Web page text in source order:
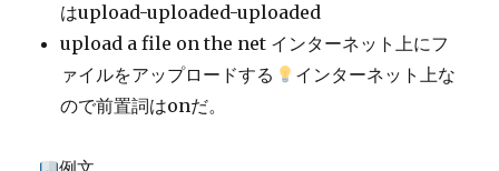
はupload-uploaded-uploaded
upload a file on the net インターネット上にフ
ァイルをアップロードする
インターネット上な
ので前置詞はonだ。